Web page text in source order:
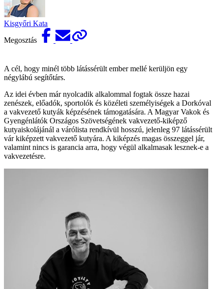
Kisgyőri Kata
Megosztás
A cél, hogy minél több látássérült ember mellé kerüljön egy
négylábú segítőtárs.
Az idei évben már nyolcadik alkalommal fogtak össze hazai
zenészek, előadók, sportolók és közéleti személyiségek a Dorkóval
a vakvezető kutyák képzésének támogatására. A Magyar Vakok és
Gyengénlátók Országos Szövetségének vakvezető-kiképző
kutyaiskolájánál a várólista rendkívül hosszú, jelenleg 97 látássérült
vár kiképzett vakvezető kutyára. A kiképzés magas összeggel jár,
valamint nincs is garancia arra, hogy végül alkalmasak lesznek-e a
vakvezetésre.